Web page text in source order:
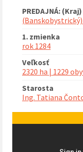
PREDAJNÁ:
1. zmienka
rok 1284
Veľkosť
2320 ha | 1229
Starosta
Ing. Tatiana